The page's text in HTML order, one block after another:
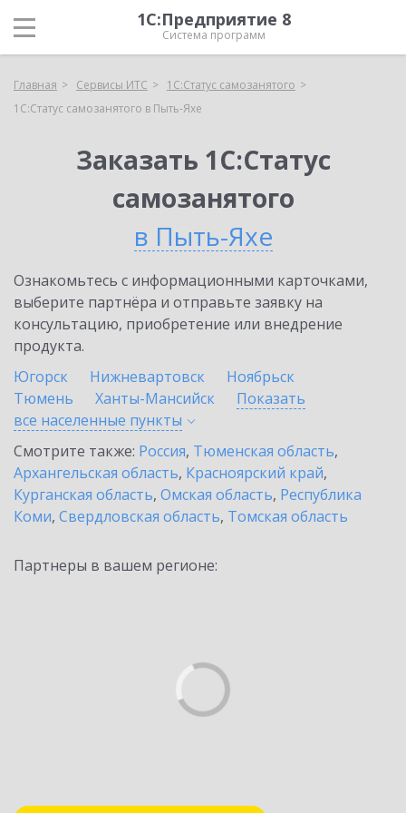
1С:Предприятие 8
Система программ
Главная Сервисы ИТС
1С:Статус самозанятого
1С:Статус самозанятого в Пыть-Яхе
Заказать 1С:Статус
самозанятого
в Пыть-Яхе
Ознакомьтесь с информационными карточками,
выберите партнёра и отправьте заявку на
консультацию, приобретение или внедрение
продукта.
Югорск
Нижневартовск
Ноябрьск
Тюмень
Ханты-Мансийск
Показать
все населенные пункты
Смотрите также: Россия, Тюменская область,
Архангельская область, Красноярский край,
Курганская область, Омская область, Республика
Коми, Свердловская область, Томская область
Партнеры в вашем регионе: